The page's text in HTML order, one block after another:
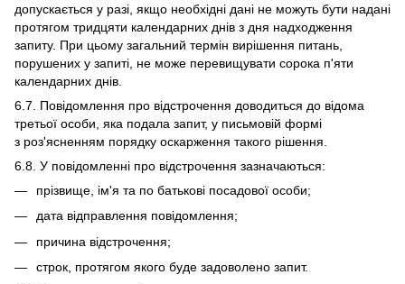
допускається у разі, якщо необхідні дані не можуть бути надані
протягом тридцяти календарних днів з дня надходження
запиту. При цьому загальний термін вирішення питань,
порушених у запиті, не може перевищувати сорока п'яти
календарних днів.
6.7. Повідомлення про відстрочення доводиться до відома
третьої особи, яка подала запит, у письмовій формі
з роз'ясненням порядку оскарження такого рішення.
6.8. У повідомленні про відстрочення зазначаються:
прізвище, ім'я та по батькові посадової особи;
дата відправлення повідомлення;
причина відстрочення;
строк, протягом якого буде задоволено запит.